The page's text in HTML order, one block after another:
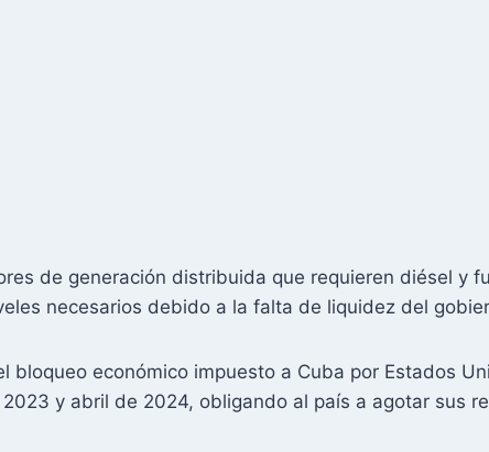
de generación distribuida que requieren diésel y
necesarios debido a la falta de liquidez del
bloqueo económico impuesto a Cuba por Estados
y abril de 2024, obligando al país a agotar sus